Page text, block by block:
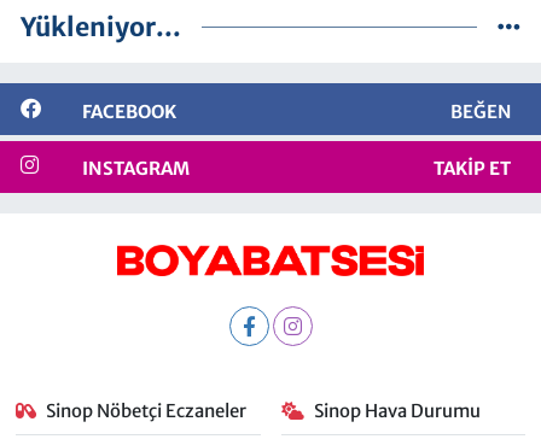
Yükleniyor...
FACEBOOK BEĞEN
INSTAGRAM TAKIP ET
Sinop Nöbetçi Eczaneler Sinop Hava Durumu